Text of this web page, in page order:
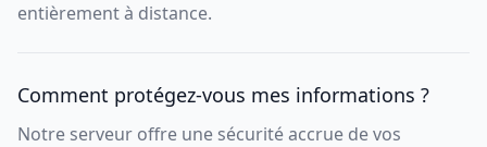
entièrement à distance.
Comment protégez-vous mes informations ?
Notre serveur offre une sécurité accrue de vos